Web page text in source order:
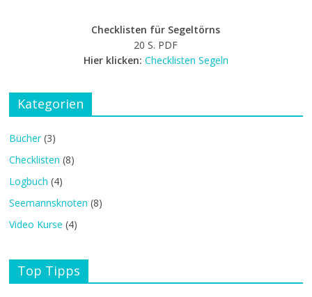
Checklisten für Segeltörns
20 S. PDF
Hier klicken: Checklisten Segeln
Kategorien
Bücher(3)
Checklisten (8)
Logbuch (4)
Seemannsknoten (8)
Video Kurse (4)
Top Tipps